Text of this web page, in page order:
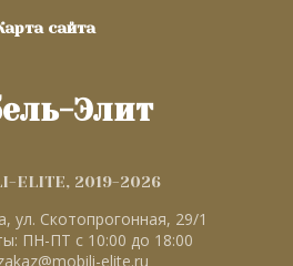
сайта
Элит
ELITE, 2019-2026
ул. Скотопрогонная, 29/1
ПН-ПТ с 10:00 до 18:00
elite.ru